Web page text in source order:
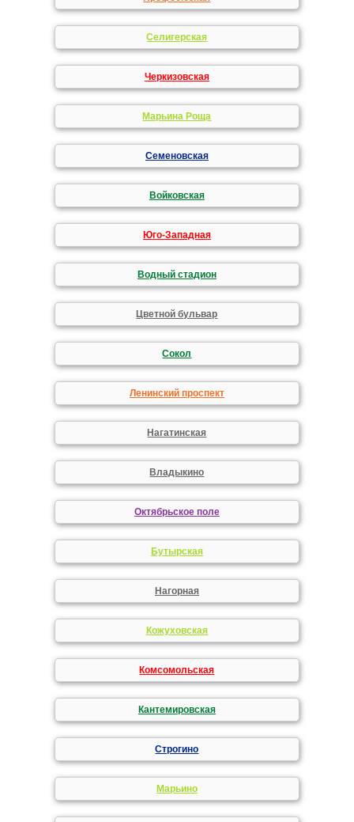
Селигерская
Черкизовская
Марьина Роща
Семеновская
Войковская
Юго-Западная
Водный стадион
Цветной бульвар
Сокол
Ленинский проспект
Нагатинская
Владыкино
Октябрьское поле
Бутырская
Нагорная
Кожуховская
Комсомольская
Кантемировская
Строгино
Марьино